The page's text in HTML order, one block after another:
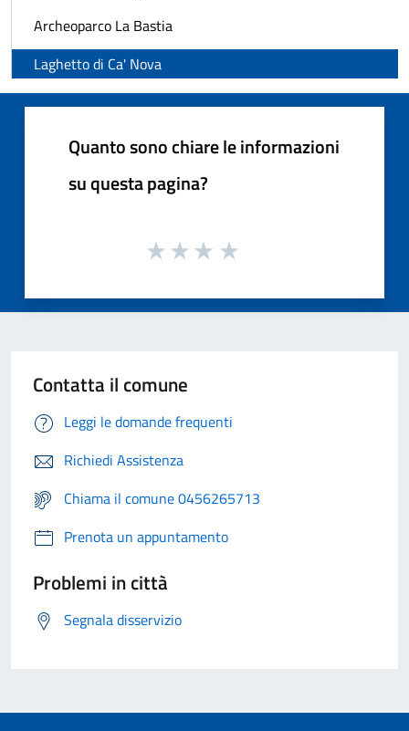
Archeoparco La Bastia
Laghetto di Ca' Nova
Quanto sono chiare le informazioni
su questa pagina?
Contatta il comune
Leggi le domande frequenti
Richiedi Assistenza
Chiama il comune 0456265713
Prenota un appuntamento
Problemi in città
Segnala disservizio